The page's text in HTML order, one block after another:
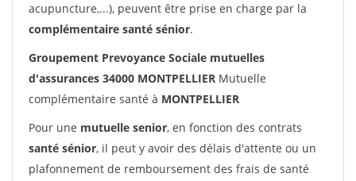
acupuncture,...), peuvent être prise en charge par la
complémentaire santé sénior.
Groupement Prevoyance Sociale mutuelles
d'assurances 34000 MONTPELLIER Mutuelle
complémentaire santé à MONTPELLIER
Pour une mutuelle senior, en fonction des contrats
santé sénior, il peut y avoir des délais d'attente ou un
plafonnement de remboursement des frais de santé